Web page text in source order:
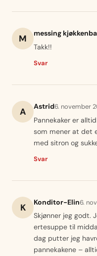
M messing
Takk!!
Svar
A Astrid6. november
Pannekaker er
som mener at det
med sitron og
Svar
K Konditor-Elin6.
Skjønner jeg godt.
ertesuppe til
dag putter jeg
pannekakene –